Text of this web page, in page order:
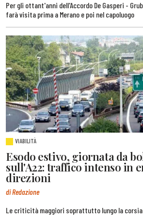
Per gli ottant'anni dell'Accordo De Gasperi -
farà visita prima a Merano e poi nel capoluogo
VIABILITÀ
Esodo estivo, giornata da
sull'A22: traffico intenso in
direzioni
di Redazione
Le criticità maggiori soprattutto lungo la